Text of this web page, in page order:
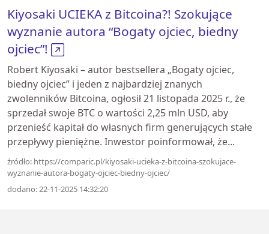
Kiyosaki UCIEKA z Bitcoina?! Szokujące
wyznanie autora “Bogaty ojciec, biedny
ojciec”!
Robert Kiyosaki – autor bestsellera „Bogaty ojciec,
biedny ojciec” i jeden z najbardziej znanych
zwolenników Bitcoina, ogłosił 21 listopada 2025 r., że
sprzedał swoje BTC o wartości 2,25 mln USD, aby
przenieść kapitał do własnych firm generujących stałe
przepływy pieniężne. Inwestor poinformował, że...
źródło: https://comparic.pl/kiyosaki-ucieka-z-bitcoina-szokujace-
wyznanie-autora-bogaty-ojciec-biedny-ojciec/
dodano: 22-11-2025 14:32:20